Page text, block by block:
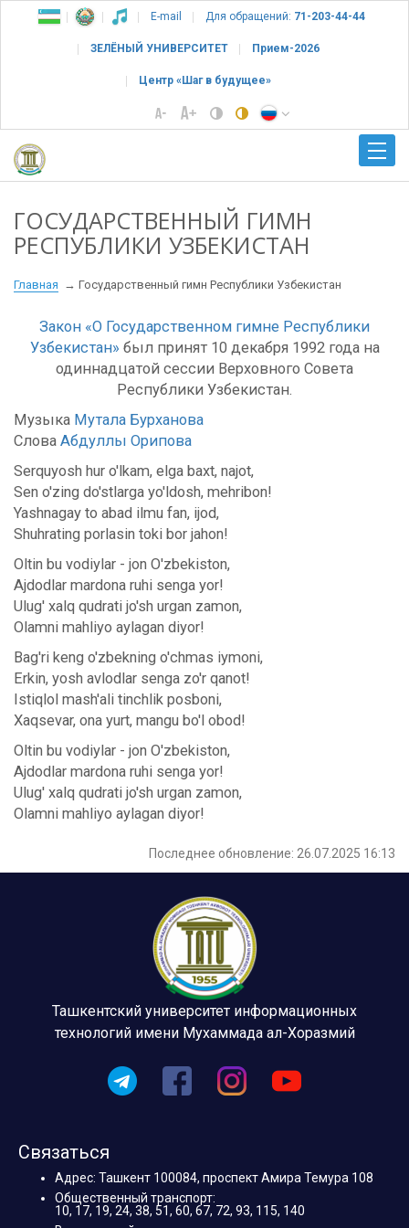
E-mail Для обращений: 71-203-44-44
ЗЕЛЁНЫЙ УНИВЕРСИТЕТ Прием-2026
Центр «Шаг в будущее»
ГОСУДАРСТВЕННЫЙ ГИМН
РЕСПУБЛИКИ УЗБЕКИСТАН
Главная Государственный гимн Республики Узбекистан
Закон «О Государственном гимне Республики
Узбекистан» был принят 10 декабря 1992 года на
одиннадцатой сессии Верховного Совета
Республики Узбекистан.
Музыка Мутала Бурханова
Слова Абдуллы Орипова
Serquyosh hur o'lkam, elga baxt, najot,
Sen o'zing do'stlarga yo'ldosh, mehribon!
Yashnagay to abad ilmu fan, ijod,
Shuhrating porlasin toki bor jahon!
Oltin bu vodiylar - jon O'zbekiston,
Ajdodlar mardona ruhi senga yor!
Ulug' xalq qudrati jo'sh urgan zamon,
Olamni mahliyo aylagan diyor!
Bag'ri keng o'zbekning o'chmas iymoni,
Erkin, yosh avlodlar senga zo'r qanot!
Istiqlol mash'ali tinchlik posboni,
Xaqsevar, ona yurt, mangu bo'l obod!
Oltin bu vodiylar - jon O'zbekiston,
Ajdodlar mardona ruhi senga yor!
Ulug' xalq qudrati jo'sh urgan zamon,
Olamni mahliyo aylagan diyor!
Последнее обновление: 26.07.2025 16:13
Ташкентский университет информационных
технологий имени Мухаммада ал-Хоразмий
Связаться
Адрес: Ташкент 100084, проспект Амира Темура 108
Общественный транспорт:
10, 17, 19, 24, 38, 51, 60, 67, 72, 93, 115, 140